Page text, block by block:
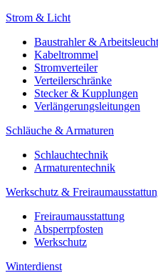
Strom & Licht
Baustrahler &
Kabeltrommel
Stromverteiler
Verteilerschränke
Stecker & Kupplungen
Verlängerungs­leitungen
Schläuche & Armaturen
Schlauchtechnik
Armaturentechnik
Werkschutz &
Freiraumausstattung
Absperrpfosten
Werkschutz
Winterdienst